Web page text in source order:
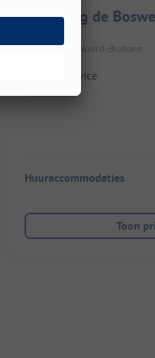
Glamping de
Nederland / Noord-Brabant
Broodservice
Huuraccommodaties
Toon